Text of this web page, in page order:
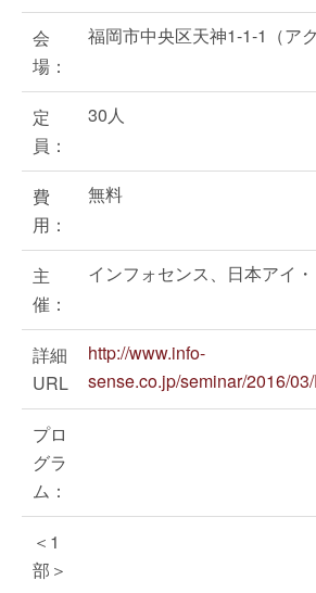
会
場：
福岡市中央区天神1-1-1（ア
定
員：
30人
費
用：
無料
主
催：
インフォセンス、日本アイ
詳細
URL
http://www.info-
sense.co.jp/seminar/2016/
プロ
グラ
ム：
＜1
部＞